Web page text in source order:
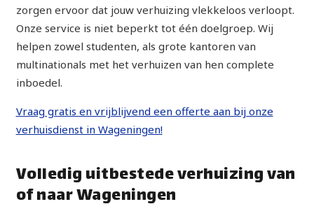
zorgen ervoor dat jouw verhuizing vlekkeloos verloopt.
Onze service is niet beperkt tot één doelgroep. Wij
helpen zowel studenten, als grote kantoren van
multinationals met het verhuizen van hen complete
inboedel.
Vraag gratis en vrijblijvend een offerte aan bij onze
verhuisdienst in Wageningen!
Volledig uitbestede verhuizing van
of naar Wageningen